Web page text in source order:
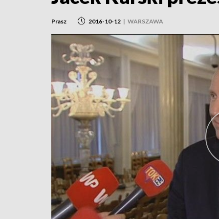
Prasz 2016-10-12 | WARSZAWA